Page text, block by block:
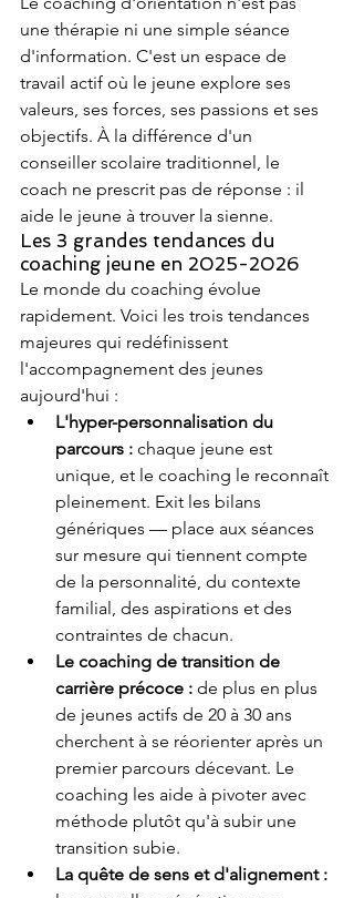
une thérapie ni une simple séance
d'information. C'est un espace de
travail actif où le jeune explore ses
valeurs, ses forces, ses passions et ses
objectifs. À la différence d'un
conseiller scolaire traditionnel, le
coach ne prescrit pas de réponse : il
aide le jeune à trouver la sienne.
Les 3 grandes tendances du
coaching jeune en 2025-2026
Le monde du coaching évolue
rapidement. Voici les trois tendances
majeures qui redéfinissent
l'accompagnement des jeunes
aujourd'hui :
L'hyper-personnalisation du
parcours : chaque jeune est
unique, et le coaching le reconnaît
pleinement. Exit les bilans
génériques — place aux séances
sur mesure qui tiennent compte
de la personnalité, du contexte
familial, des aspirations et des
contraintes de chacun.
Le coaching de transition de
carrière précoce : de plus en plus
de jeunes actifs de 20 à 30 ans
cherchent à se réorienter après un
premier parcours décevant. Le
coaching les aide à pivoter avec
méthode plutôt qu'à subir une
transition subie.
La quête de sens et d'alignement :